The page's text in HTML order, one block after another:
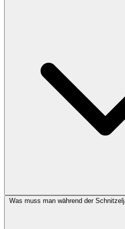
Was muss man während der